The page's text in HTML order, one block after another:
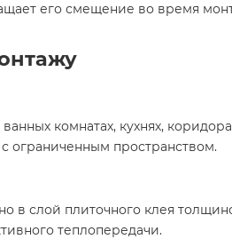
его смещение во время
комнатах, кухнях,
ограниченным пространством.​
в слой плиточного клея
теплопередачи.​